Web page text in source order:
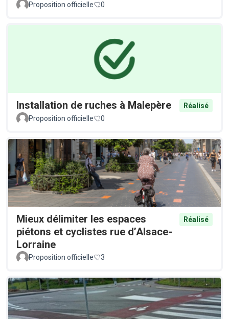
Proposition officielle 0
Installation de ruches à Malepère
Réalisé
Proposition officielle
0
Mieux délimiter les espaces
piétons et cyclistes rue d’Alsace-
Lorraine
Réalisé
Proposition officielle 3